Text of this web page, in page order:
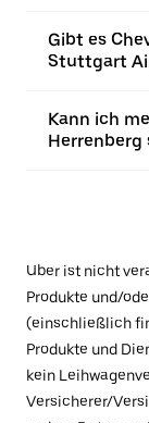
Gibt es
Stuttgart
Kann ich
Herrenberg
Uber ist nicht
Produkte und/
(einschließlich
Produkte und
kein
Versicherer/